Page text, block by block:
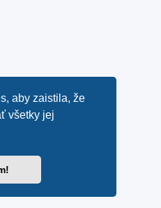
aby zaistila, že
všetky jej